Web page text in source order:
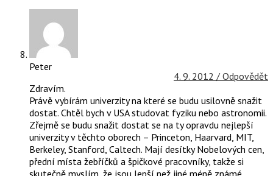
Peter
4. 9. 2012 / Odpovědět
Zdravím.
Právě vybírám univerzity na které se budu usilovně snažit
dostat. Chtěl bych v USA studovat fyziku nebo astronomii.
Zřejmě se budu snažit dostat se na ty opravdu nejlepší
univerzity v těchto oborech – Princeton, Haarvard, MIT,
Berkeley, Stanford, Caltech. Mají desítky Nobelových cen,
přední místa žebříčků a špičkové pracovníky, takže si
skutečně myslím, že jsou lepší než jiné méně známé